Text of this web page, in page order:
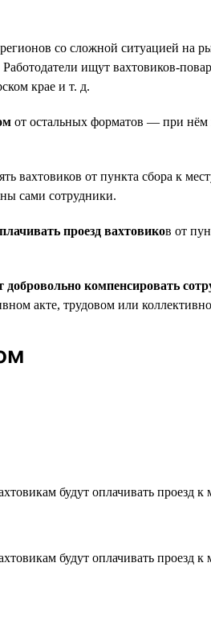
со сложной ситуацией на
ищут вахтовиков-
крае и т. д.
от остальных форматов — при нём
вахтовиков от пункта сбора к
сами сотрудники.
проезд вахтовиков от
добровольно компенсировать
акте, трудовом или